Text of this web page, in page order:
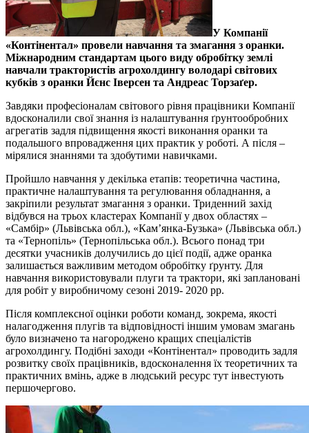
У Компанії
«Контінентал» провели навчання та змагання з оранки.
Міжнародним стандартам цього виду обробітку землі
навчали трактористів агрохолдингу володарі світових
кубків з оранки Йєнс Іверсен та Андреас Торзаґер.
Завдяки професіоналам світового рівня працівники Компанії
вдосконалили свої знання із налаштування ґрунтообробних
агрегатів задля підвищення якості виконання оранки та
подальшого впровадження цих практик у роботі. А після –
мірялися знаннями та здобутими навичками.
Пройшло навчання у декілька етапів: теоретична частина,
практичне налаштування та регулювання обладнання, а
закріпили результат змагання з оранки. Триденний захід
відбувся на трьох кластерах Компанії у двох областях –
«Самбір» (Львівська обл.), «Кам’янка-Бузька» (Львівська обл.)
та «Тернопіль» (Тернопільська обл.). Всього понад три
десятки учасників долучились до цієї події, адже оранка
залишається важливим методом обробітку ґрунту. Для
навчання використовували плуги та трактори, які заплановані
для робіт у виробничому сезоні 2019- 2020 рр.
Після комплексної оцінки роботи команд, зокрема, якості
налагодження плугів та відповідності іншим умовам змагань
було визначено та нагороджено кращих спеціалістів
агрохолдингу. Подібні заходи «Контінентал» проводить задля
розвитку своїх працівників, вдосконалення їх теоретичних та
практичних вмінь, адже в людський ресурс тут інвестують
першочергово.